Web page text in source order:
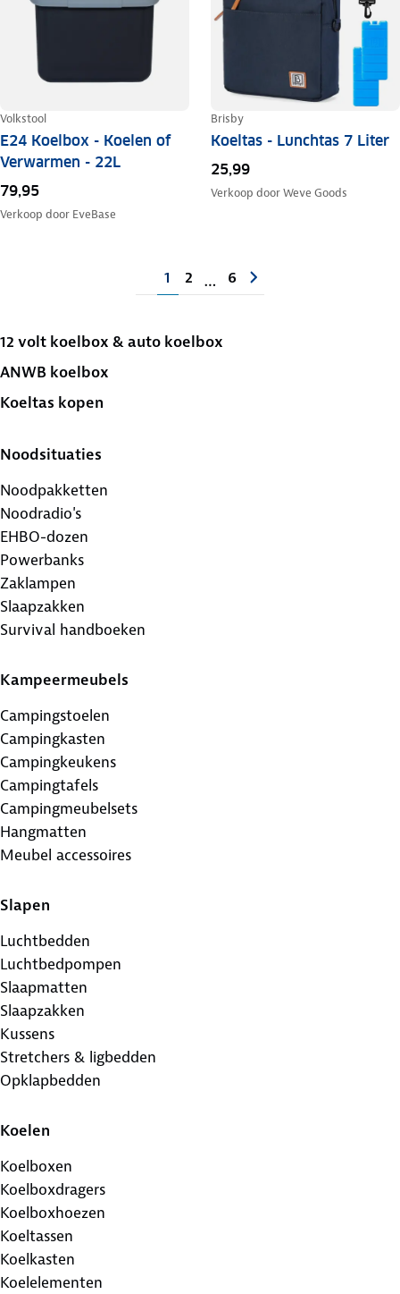
Volkstool
E24 Koelbox - Koelen of
Verwarmen - 22L
79,95
Verkoop door EveBase
Brisby
Koeltas - Lunchtas 7 Liter
25,99
Verkoop doorWeve Goods
1 2 … 6
12 volt koelbox & auto koelbox
ANWB koelbox
Koeltas kopen
Noodsituaties
Noodpakketten
Noodradio's
EHBO-dozen
Powerbanks
Zaklampen
Slaapzakken
Survival handboeken
Kampeermeubels
Campingstoelen
Campingkasten
Campingkeukens
Campingtafels
Campingmeubelsets
Hangmatten
Meubel accessoires
Slapen
Luchtbedden
Luchtbedpompen
Slaapmatten
Slaapzakken
Kussens
Stretchers & ligbedden
Opklapbedden
Koelen
Koelboxen
Koelboxdragers
Koelboxhoezen
Koeltassen
Koelkasten
Koelelementen